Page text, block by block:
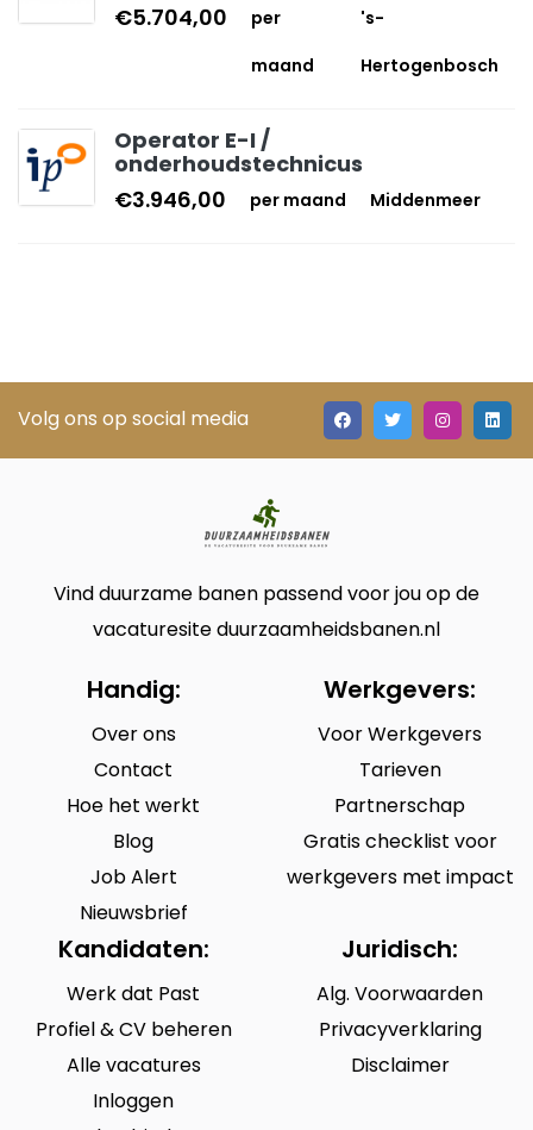
€5.704,00
per
maand
's-
Hertogenbosch
Operator E-I /
onderhoudstechnicus
€3.946,00
per maand Middenmeer
Volg ons op social media
Vind duurzame banen passend voor jou op de
vacaturesite duurzaamheidsbanen.nl
Handig:
Over ons
Contact
Hoe het werkt
Blog
Job Alert
Nieuwsbrief
Werkgevers:
Voor Werkgevers
Tarieven
Partnerschap
Gratis checklist voor
werkgevers met impact
Kandidaten:
Werk dat Past
Profiel & CV beheren
Alle vacatures
Inloggen
Juridisch:
Alg. Voorwaarden
Privacyverklaring
Disclaimer